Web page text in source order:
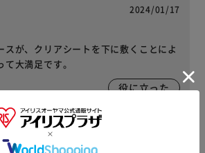
2024/01/17
スが、クリアシートを下に敷くことによ
大満足です。
役に立った